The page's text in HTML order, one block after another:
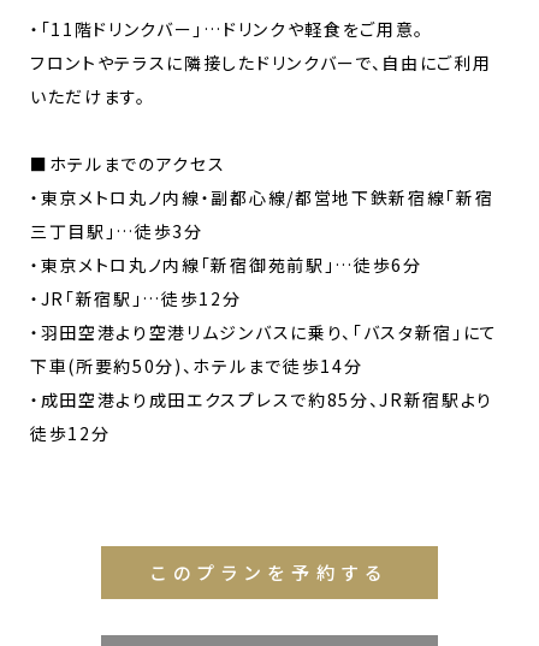
・「11階ドリンクバー」…ドリンクや軽食をご用意。
フロントやテラスに隣接したドリンクバーで、自由にご利用
いただけます。
■ホテルまでのアクセス
・東京メトロ丸ノ内線・副都心線/都営地下鉄新宿線「新宿
三丁目駅」…徒歩3分
・東京メトロ丸ノ内線「新宿御苑前駅」…徒歩6分
・JR「新宿駅」…徒歩12分
・羽田空港より空港リムジンバスに乗り、「バスタ新宿」にて
下車(所要約50分)、ホテルまで徒歩14分
・成田空港より成田エクスプレスで約85分、JR新宿駅より
徒歩12分
このプランを予約する